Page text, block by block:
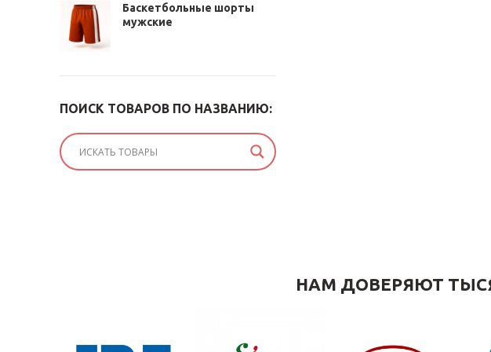
Баскетбольные шорты
мужские
ПОИСК ТОВАРОВ ПО НАЗВАНИЮ:
НАМ ДОВЕРЯЮТ